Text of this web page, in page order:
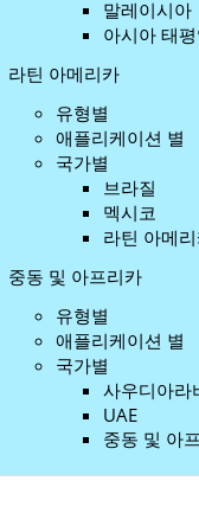
말레이시아
아시아 태
라틴 아메리카
유형별
애플리케이션 별
국가별
브라질
멕시코
라틴 아메
중동 및 아프리카
유형별
애플리케이션 별
국가별
사우디아라
UAE
중동 및 아